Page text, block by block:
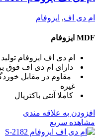
ام دی اف, ایزوفام
MDF ایزوفام
ام دی اف ایزوفام
دارای ام دی اف فوق
مقاوم در مقابل
غیره
کاملا آنتی باکتریال
افزودن به علاقه مندی
مشاهده سریع